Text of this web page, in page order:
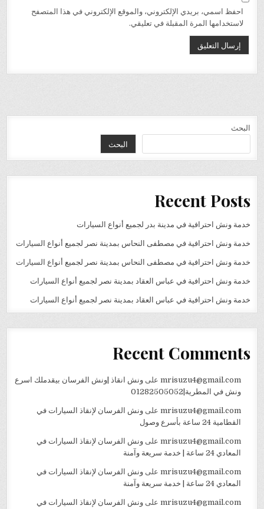
احفظ اسمي، بريدي الإلكتروني، والموقع الإلكتروني في هذا المتصفح
لاستخدامها المرة المقبلة في تعليقي.
البحث
البحث
Recent Posts
خدمة ونش احترافية في مدينة بدر لجميع أنواع السيارات
خدمة ونش احترافية في مصطفى النحاس بمدينة نصر لجميع أنواع السيارات
خدمة ونش احترافية في مصطفى النحاس بمدينة نصر لجميع أنواع السيارات
خدمة ونش احترافية في عباس العقاد بمدينة نصر لجميع أنواع السيارات
خدمة ونش احترافية في عباس العقاد بمدينة نصر لجميع أنواع السيارات
Recent Comments
mrisuzu4@gmail.comعلى ونش انقاذ |ونش الفرسان بيقدملك اسرع
ونش في المطرية|01282505052
mrisuzu4@gmail.comعلى ونش الفرسان لإنقاذ السيارات في
القطامية 24 ساعة بأسرع وصول
mrisuzu4@gmail.comعلى ونش الفرسان لإنقاذ السيارات في
المعادي 24 ساعة | خدمة سريعة وآمنة
mrisuzu4@gmail.comعلى ونش الفرسان لإنقاذ السيارات في
المعادي 24 ساعة | خدمة سريعة وآمنة
mrisuzu4@gmail.comعلى ونش الفرسان لإنقاذ السيارات في